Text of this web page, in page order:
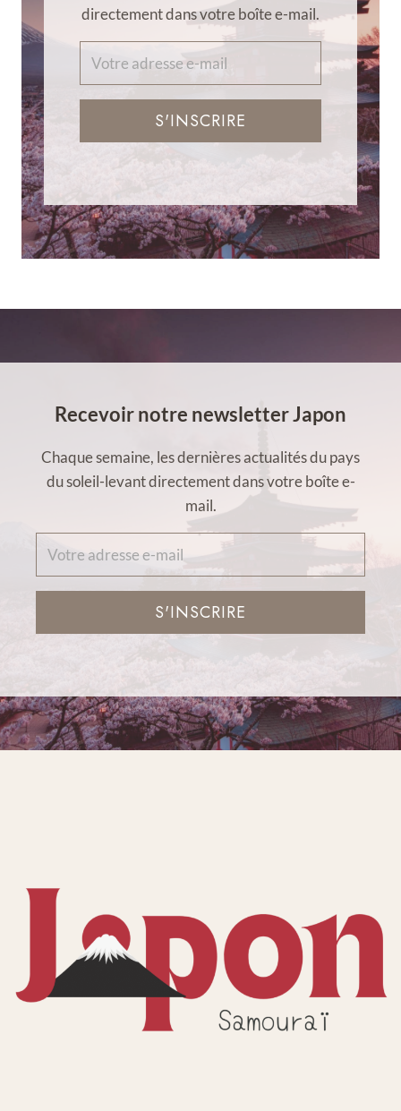
directement dans votre boîte e-mail.
S'INSCRIRE
Recevoir notre newsletter Japon
Chaque semaine, les dernières actualités du pays
du soleil-levant directement dans votre boîte e-
mail.
S'INSCRIRE